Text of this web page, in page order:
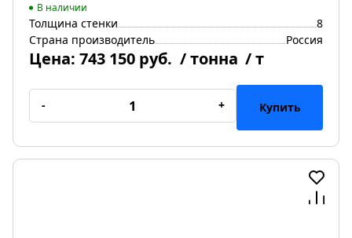
В наличии
Толщина стенки
8
Страна производитель
Россия
Цена: 743 150 руб. / тонна / т
- + Купить